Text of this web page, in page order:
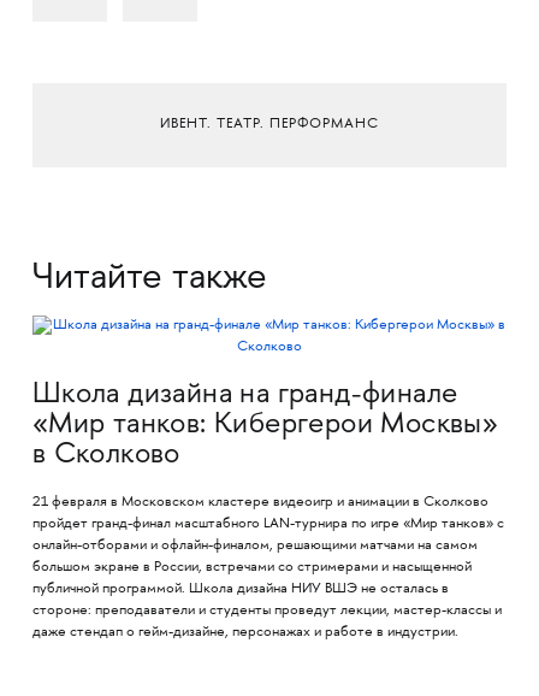
ИВЕНТ. ТЕАТР. ПЕРФОРМАНС
Читайте также
Школа дизайна на гранд-финале
«Мир танков: Кибергерои Москвы»
в Сколково
21 февраля в Московском кластере видеоигр и анимации в Сколково
пройдет гранд-финал масштабного LAN-турнира по игре «Мир танков» с
онлайн-отборами и офлайн-финалом, решающими матчами на самом
большом экране в России, встречами со стримерами и насыщенной
публичной программой. Школа дизайна НИУ ВШЭ не осталась в
стороне: преподаватели и студенты проведут лекции, мастер-классы и
даже стендап о гейм-дизайне, персонажах и работе в индустрии.